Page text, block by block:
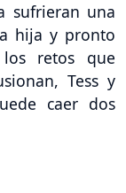
sufrieran una
hija y pronto
retos que
Tess y
caer dos